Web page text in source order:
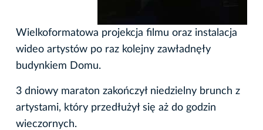
Wielkoformatowa projekcja filmu oraz instalacja
wideo artystów po raz kolejny zawładnęły
budynkiem Domu.
3 dniowy maraton zakończył niedzielny brunch z
artystami, który przedłużył się aż do godzin
wieczornych.